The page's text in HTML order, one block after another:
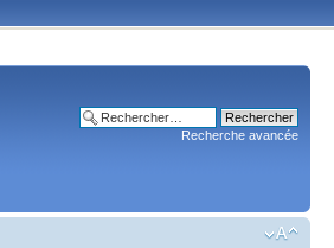
Recherche avancée